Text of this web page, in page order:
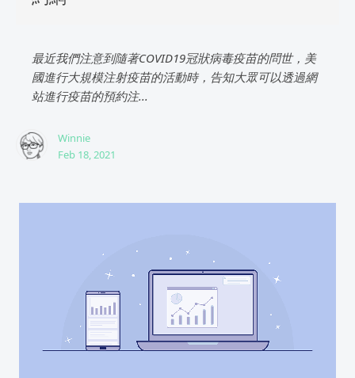
最近我們注意到隨著COVID19冠狀病毒疫苗的問世，美
國進行大規模注射疫苗的活動時，告知大眾可以透過網
站進行疫苗的預約注...
Winnie
Feb 18, 2021